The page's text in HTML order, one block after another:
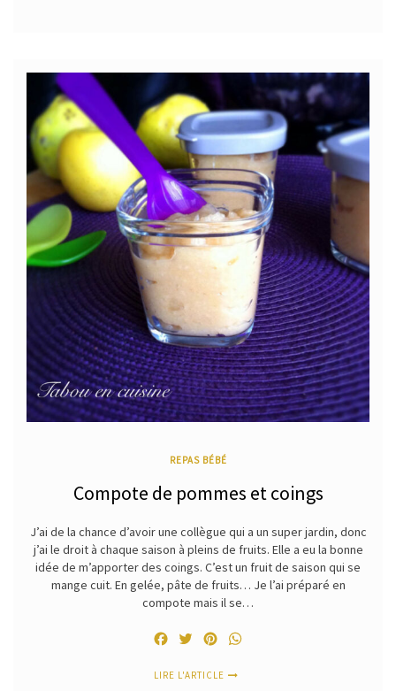
REPAS BÉBÉ
Compote de pommes et coings
J’ai de la chance d’avoir une collègue qui a un super jardin, donc
j’ai le droit à chaque saison à pleins de fruits. Elle a eu la bonne
idée de m’apporter des coings. C’est un fruit de saison qui se
mange cuit. En gelée, pâte de fruits… Je l’ai préparé en
compote mais il se…
FacebookTwitterPinterest
LIRE L'ARTICLE